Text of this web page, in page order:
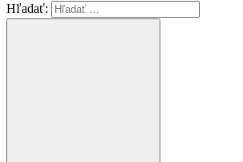
Hľadať: